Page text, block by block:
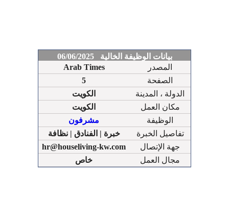
بيانات الوظيفة الخالية 06/06/2025
Arab Times
المصدر
5
الصفحة
الكويت
الدولة ، المدينة
الكويت
مكان العمل
مشرفون
الوظيفة
خبرة | الفنادق | نظافة
تفاصيل الخبرة
hr@houseliving-kw.com
جهة الإتصال
خاص
مجال العمل